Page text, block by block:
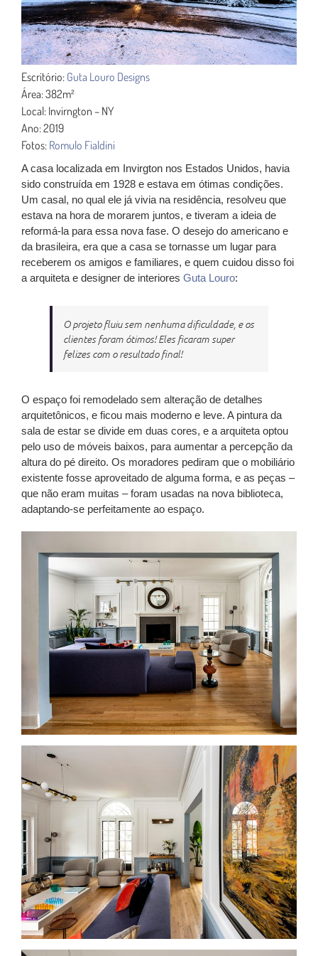
Escritório: Guta Louro Designs
Área: 382m²
Local: Invirngton – NY
Ano: 2019
Fotos: Romulo Fialdini
A casa localizada em Invirgton nos Estados Unidos, havia
sido construída em 1928 e estava em ótimas condições.
Um casal, no qual ele já vivia na residência, resolveu que
estava na hora de morarem juntos, e tiveram a ideia de
reformá-la para essa nova fase. O desejo do americano e
da brasileira, era que a casa se tornasse um lugar para
receberem os amigos e familiares, e quem cuidou disso foi
a arquiteta e designer de interiores Guta Louro:
O projeto fluiu sem nenhuma dificuldade, e os
clientes foram ótimos! Eles ficaram super
felizes com o resultado final!
O espaço foi remodelado sem alteração de detalhes
arquitetônicos, e ficou mais moderno e leve. A pintura da
sala de estar se divide em duas cores, e a arquiteta optou
pelo uso de móveis baixos, para aumentar a percepção da
altura do pé direito. Os moradores pediram que o mobiliário
existente fosse aproveitado de alguma forma, e as peças –
que não eram muitas – foram usadas na nova biblioteca,
adaptando-se perfeitamente ao espaço.